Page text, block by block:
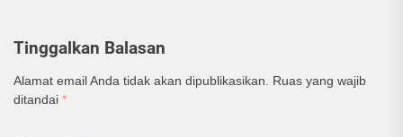
Tinggalkan Balasan
Alamat email Anda tidak akan dipublikasikan. Ruas yang wajib
ditandai *